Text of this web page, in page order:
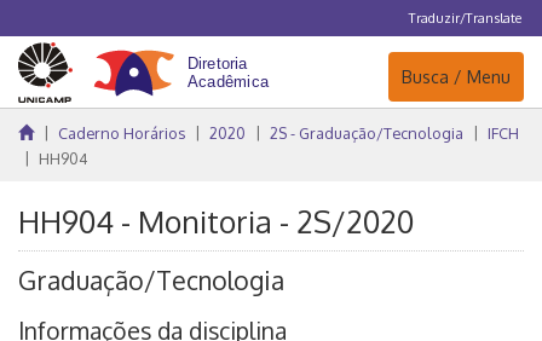
Traduzir/Translate
Navegação
Busca / Menu
Caderno Horários 2020 2S - Graduação/Tecnologia
IFCH
HH904
HH904 - Monitoria - 2S/2020
Graduação/Tecnologia
Informações da disciplina